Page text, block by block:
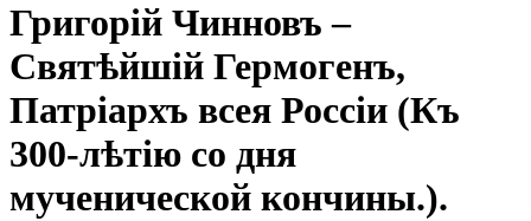
Григорій Чинновъ –
Святѣйшій Гермогенъ,
Патріархъ вcея Россіи (Къ
300-лѣтію со дня
мученической кончины.).